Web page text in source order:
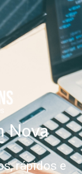
Nova
rápidos e